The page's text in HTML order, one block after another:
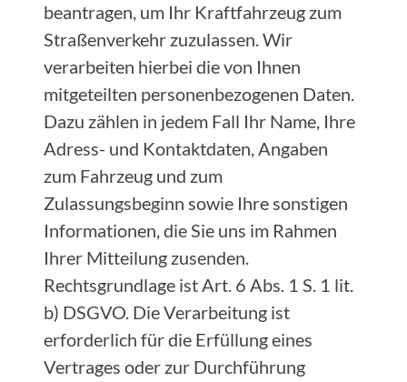
beantragen, um Ihr Kraftfahrzeug zum
Straßenverkehr zuzulassen. Wir
verarbeiten hierbei die von Ihnen
mitgeteilten personenbezogenen Daten.
Dazu zählen in jedem Fall Ihr Name, Ihre
Adress- und Kontaktdaten, Angaben
zum Fahrzeug und zum
Zulassungsbeginn sowie Ihre sonstigen
Informationen, die Sie uns im Rahmen
Ihrer Mitteilung zusenden.
Rechtsgrundlage ist Art. 6 Abs. 1 S. 1 lit.
b) DSGVO. Die Verarbeitung ist
erforderlich für die Erfüllung eines
Vertrages oder zur Durchführung